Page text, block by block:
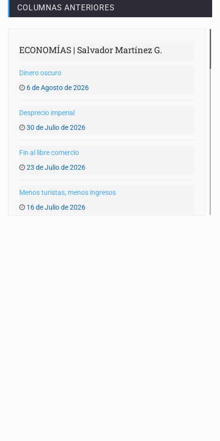
COLUMNAS ANTERIORES
ECONOMÍAS | Salvador Martínez G.
Dinero oscuro
6 de Agosto de 2026
Desprecio imperial
30 de Julio de 2026
Fin al libre comercio
23 de Julio de 2026
Menos turistas, menos ingresos
16 de Julio de 2026